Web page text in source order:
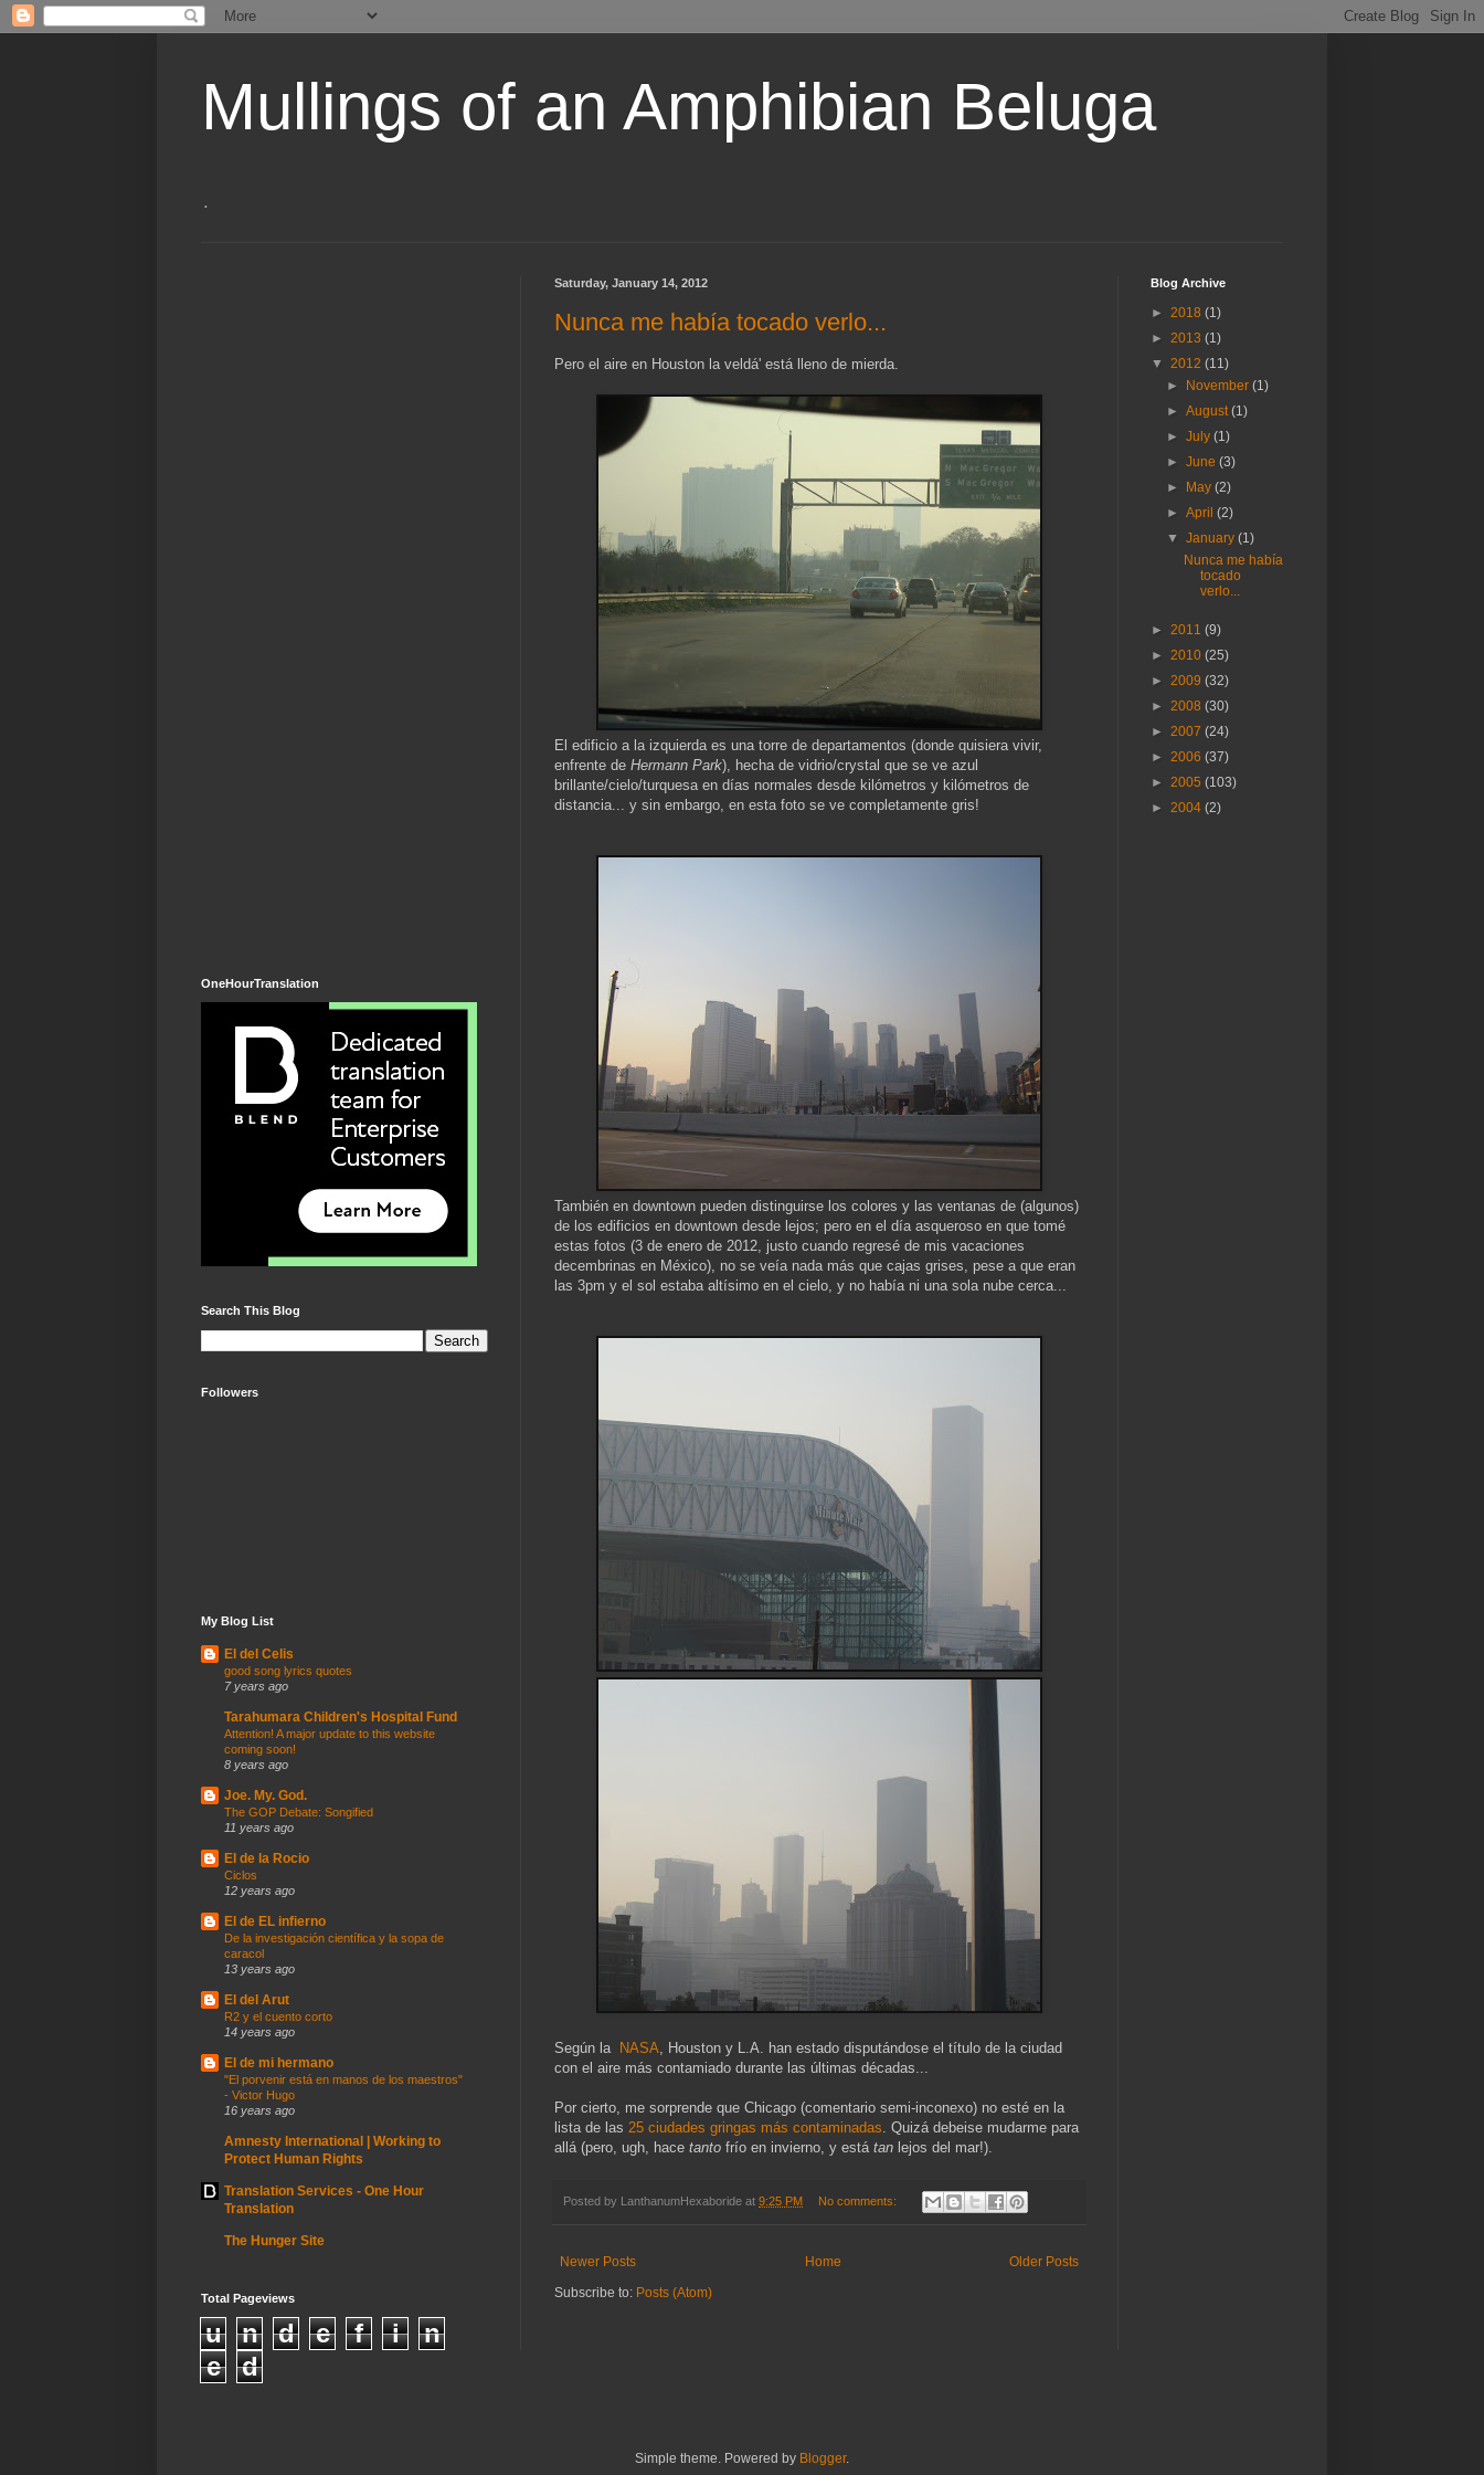
Mullings of an Amphibian Beluga
.
Saturday, January 14, 2012
Nunca me había tocado verlo...
Pero el aire en Houston la veldá' está lleno de mierda.
El edificio a la izquierda es una torre de departamentos (donde quisiera vivir,
enfrente de Hermann Park), hecha de vidrio/crystal que se ve azul
brillante/cielo/turquesa en días normales desde kilómetros y kilómetros de
distancia... y sin embargo, en esta foto se ve completamente gris!
También en downtown pueden distinguirse los colores y las ventanas de (algunos)
de los edificios en downtown desde lejos; pero en el día asqueroso en que tomé
estas fotos (3 de enero de 2012, justo cuando regresé de mis vacaciones
decembrinas en México), no se veía nada más que cajas grises, pese a que eran
las 3pm y el sol estaba altísimo en el cielo, y no había ni una sola nube cerca...
Según la NASA, Houston y L.A. han estado disputándose el título de la ciudad
con el aire más contamiado durante las últimas décadas...
Por cierto, me sorprende que Chicago (comentario semi-inconexo) no esté en la
lista de las 25 ciudades gringas más contaminadas. Quizá debeise mudarme para
allá (pero, ugh, hace tanto frío en invierno, y está tan lejos del mar!).
Posted by LanthanumHexaboride at 9:25 PM No comments:
Newer Posts Older Posts
Home
Subscribe to: Posts (Atom)
OneHourTranslation
Search This Blog
Followers
My Blog List
El del Celis
good song lyrics quotes
7 years ago
Tarahumara Children's Hospital Fund
Attention! A major update to this website
coming soon!
8 years ago
Joe. My. God.
The GOP Debate: Songified
11 years ago
El de la Rocio
Ciclos
12 years ago
El de EL infierno
De la investigación científica y la sopa de
caracol
13 years ago
El del Arut
R2 y el cuento corto
14 years ago
El de mi hermano
"El porvenir está en manos de los maestros"
- Victor Hugo
16 years ago
Amnesty International | Working to
Protect Human Rights
Translation Services - One Hour
Translation
The Hunger Site
Total Pageviews
u n d e f i
n
e
d
Blog Archive
► 2018 (1)
► 2013 (1)
▼ 2012 (11)
►
November(1)
►August(1)
►July(1)
►June(3)
►
May(2)
►April(2)
▼January(1)
Nunca me había
tocado
verlo...
► 2011 (9)
► 2010 (25)
► 2009 (32)
► 2008 (30)
► 2007 (24)
► 2006 (37)
► 2005 (103)
► 2004 (2)
Simple theme. Powered by Blogger.